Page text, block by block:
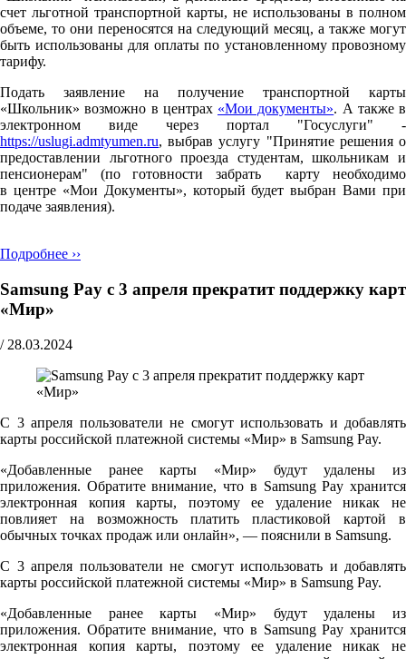
счет льготной транспортной карты, не использованы в полном
объеме, то они переносятся на следующий месяц, а также могут
быть использованы для оплаты по установленному провозному
тарифу.
Подать заявление на получение транспортной карты
«Школьник» возможно в центрах «Мои документы». А также в
электронном виде через портал "Госуслуги" -
https://uslugi.admtyumen.ru, выбрав услугу "Принятие решения о
предоставлении льготного проезда студентам, школьникам и
пенсионерам" (по готовности забрать карту необходимо
в центре «Мои Документы», который будет выбран Вами при
подаче заявления).
Подробнее ››
Samsung Pay с 3 апреля прекратит поддержку карт
«Мир»
/ 28.03.2024
С 3 апреля пользователи не смогут использовать и добавлять
карты российской платежной системы «Мир» в Samsung Pay.
«Добавленные ранее карты «Мир» будут удалены из
приложения. Обратите внимание, что в Samsung Pay хранится
электронная копия карты, поэтому ее удаление никак не
повлияет на возможность платить пластиковой картой в
обычных точках продаж или онлайн», — пояснили в Samsung.
С 3 апреля пользователи не смогут использовать и добавлять
карты российской платежной системы «Мир» в Samsung Pay.
«Добавленные ранее карты «Мир» будут удалены из
приложения. Обратите внимание, что в Samsung Pay хранится
электронная копия карты, поэтому ее удаление никак не